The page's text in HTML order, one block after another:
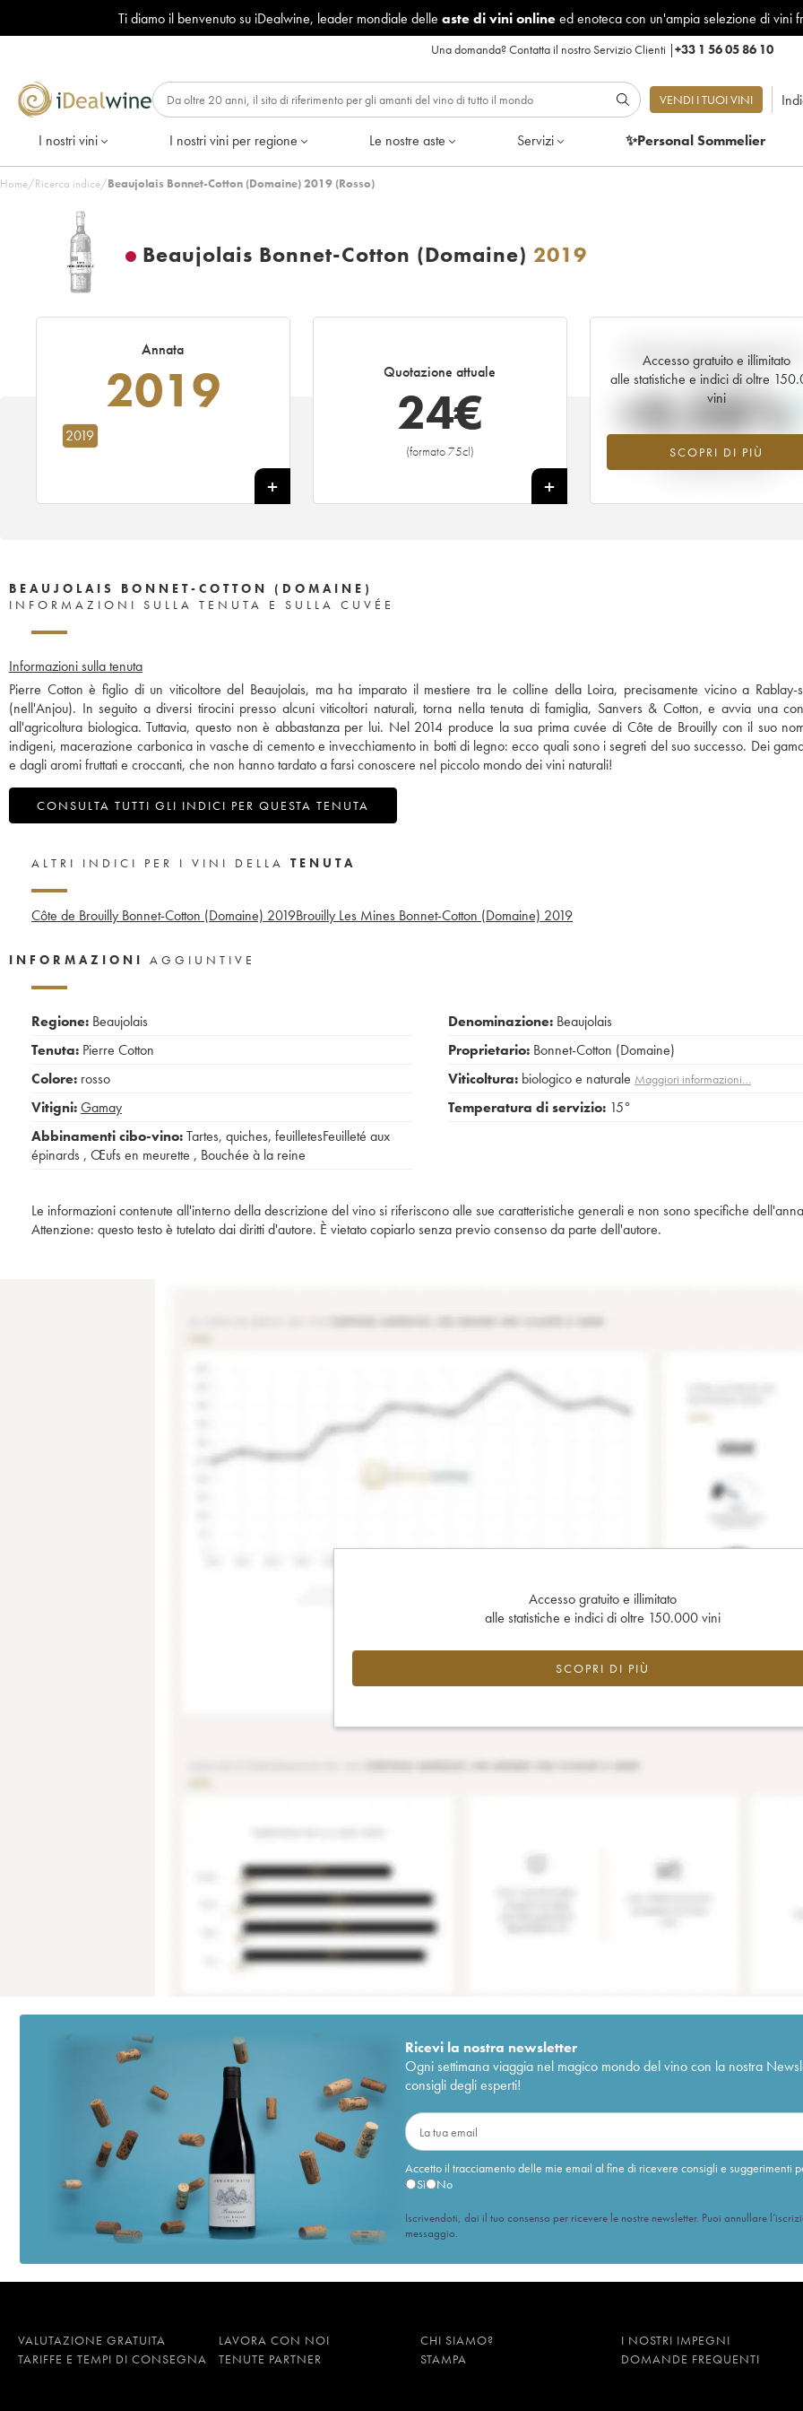
Ti diamo il benvenuto su iDealwine, leader mondiale delle aste di vini onlineed enoteca con un'ampia selezione di vini
Una domanda?Contatta il nostro Servizio Clienti |+33 1 56 05 86 10
VENDI I TUOI VINI
I nostri vini I nostri vini per regione Le nostre aste Servizi ✨Personal Sommelier
Home/Ricerca indice/Beaujolais Bonnet-Cotton (Domaine) 2019 (Rosso)
Beaujolais Bonnet-Cotton (Domaine) 2019
Annata
2019
2019
Quotazione attuale
24€
(formato 75cl)
+
Accesso gratuito e illimitato
alle statistiche e indici di oltre
vini
SCOPRI DI PIÙ
Andamento della quotazione
tempo reale
+0.08%
Valore in aumento per l'annata 2019
2026 rispetto al 2025
BEAUJOLAIS BONNET-COTTON (DOMAINE)
INFORMAZIONI SULLA TENUTA E SULLA CUVÉE
Informazioni sulla tenuta
Pierre Cotton è figlio di un viticoltore del Beaujolais, ma ha imparato il mestiere tra le colline della Loira, precisamente vicino a Rablay-
(nell'Anjou). In seguito a diversi tirocini presso alcuni viticoltori naturali, torna nella tenuta di famiglia, Sanvers & Cotton, e avvia una
all'agricoltura biologica. Tuttavia, questo non è abbastanza per lui. Nel 2014 produce la sua prima cuvée di Côte de Brouilly con il suo
indigeni, macerazione carbonica in vasche di cemento e invecchiamento in botti di legno: ecco quali sono i segreti del suo successo. Dei
e dagli aromi fruttati e croccanti, che non hanno tardato a farsi conoscere nel piccolo mondo dei vini naturali!
CONSULTA TUTTI GLI INDICI PER QUESTA TENUTA
ALTRI INDICI PER I VINI DELLA TENUTA
Côte de Brouilly Bonnet-Cotton (Domaine) 2019Brouilly Les Mines Bonnet-Cotton (Domaine) 2019
INFORMAZIONI AGGIUNTIVE
Regione: Beaujolais
Tenuta: Pierre Cotton
Colore: rosso
Vitigni:Gamay
Abbinamenti cibo-vino:Tartes, quiches, feuilletesFeuilleté aux
épinards , Œufs en meurette , Bouchée à la reine
Denominazione: Beaujolais
Proprietario: Bonnet-Cotton (Domaine)
Viticoltura: biologico e naturale Maggiori informazioni…
Temperatura di servizio: 15°
Le informazioni contenute all'interno della descrizione del vino si riferiscono alle sue caratteristiche generali e non sono specifiche
Attenzione: questo testo è tutelato dai diritti d'autore. È vietato copiarlo senza previo consenso da parte dell'autore.
Accesso gratuito e illimitato
alle statistiche e indici di oltre 150.000 vini
SCOPRI DI PIÙ
Ricevi la nostra newsletter
Ogni settimana viaggia nel magico mondo del vino con la nostra
consigli degli esperti!
Accetto il tracciamento delle mie email al fine di ricevere consigli e suggerimenti
Sì
No
Iscrivendoti, dai il tuo consenso per ricevere le nostre newsletter. Puoi annullare
messaggio.
VALUTAZIONE GRATUITA LAVORA CON NOI CHI SIAMO?
I NOSTRI IMPEGNI
TARIFFE E TEMPI DI CONSEGNA
TENUTE PARTNER STAMPA DOMANDE FREQUENTI